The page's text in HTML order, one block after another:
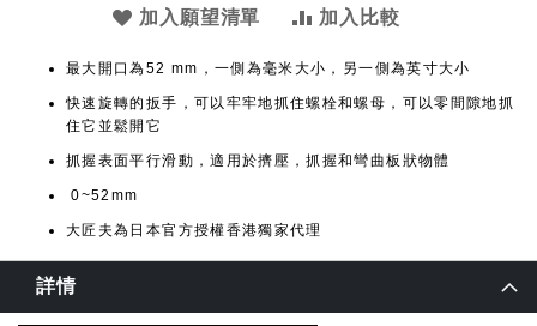
加入願望清單 加入比較
最大開口為52 mm，一側為毫米大小，另一側為英寸大小
快速旋轉的扳手，可以牢牢地抓住螺栓和螺母，可以零間隙地抓
住它並鬆開它
抓握表面平行滑動，適用於擠壓，抓握和彎曲板狀物體
0~52mm
大匠夫為日本官方授權香港獨家代理
詳情